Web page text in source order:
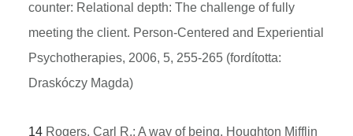
counter: Relational depth: The challenge of fully
meeting the client. Person-Centered and Experiential
Psychotherapies, 2006, 5, 255-265 (fordította:
Draskóczy Magda)
14Rogers, Carl R.: A way of being, Houghton Mifflin